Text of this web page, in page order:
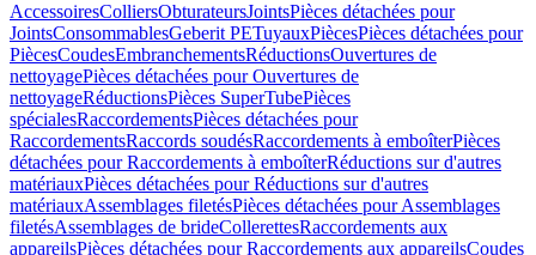
AccessoiresColliersObturateursJointsPièces détachées pour
JointsConsommablesGeberit PETuyauxPiècesPièces détachées pour
PiècesCoudesEmbranchementsRéductionsOuvertures de
nettoyagePièces détachées pour Ouvertures de
nettoyageRéductionsPièces SuperTubePièces
spécialesRaccordementsPièces détachées pour
RaccordementsRaccords soudésRaccordements à emboîterPièces
détachées pour Raccordements à emboîterRéductions sur d'autres
matériauxPièces détachées pour Réductions sur d'autres
matériauxAssemblages filetésPièces détachées pour Assemblages
filetésAssemblages de brideCollerettesRaccordements aux
appareilsPièces détachées pour Raccordements aux appareilsCoudes